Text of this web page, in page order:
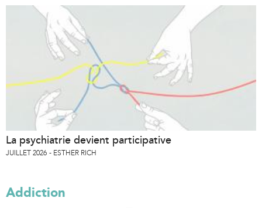
La psychiatrie devient participative
JUILLET 2026 ESTHER RICH
Addiction